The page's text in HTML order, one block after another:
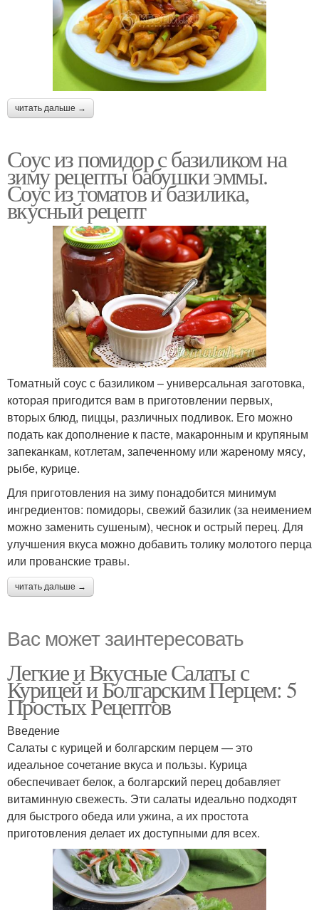
читать дальше →
Соус из помидор с базиликом на
зиму рецепты бабушки эммы.
Соус из томатов и базилика,
вкусный рецепт
Томатный соус с базиликом – универсальная заготовка,
которая пригодится вам в приготовлении первых,
вторых блюд, пиццы, различных подливок. Его можно
подать как дополнение к пасте, макаронным и крупяным
запеканкам, котлетам, запеченному или жареному мясу,
рыбе, курице.
Для приготовления на зиму понадобится минимум
ингредиентов: помидоры, свежий базилик (за неимением
можно заменить сушеным), чеснок и острый перец. Для
улучшения вкуса можно добавить толику молотого перца
или прованские травы.
читать дальше →
Вас может заинтересовать
Легкие и Вкусные Салаты с
Курицей и Болгарским Перцем: 5
Простых Рецептов
Введение
Салаты с курицей и болгарским перцем — это
идеальное сочетание вкуса и пользы. Курица
обеспечивает белок, а болгарский перец добавляет
витаминную свежесть. Эти салаты идеально подходят
для быстрого обеда или ужина, а их простота
приготовления делает их доступными для всех.